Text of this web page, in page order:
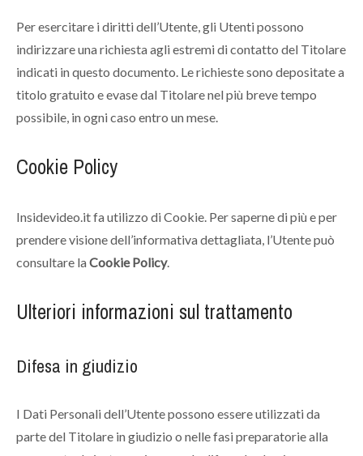
Per esercitare i diritti dell’Utente, gli Utenti possono
indirizzare una richiesta agli estremi di contatto del Titolare
indicati in questo documento. Le richieste sono depositate a
titolo gratuito e evase dal Titolare nel più breve tempo
possibile, in ogni caso entro un mese.
Cookie Policy
Insidevideo.it fa utilizzo di Cookie. Per saperne di più e per
prendere visione dell’informativa dettagliata, l’Utente può
consultare laCookie Policy.
Ulteriori informazioni sul trattamento
Difesa in giudizio
I Dati Personali dell’Utente possono essere utilizzati da
parte del Titolare in giudizio o nelle fasi preparatorie alla